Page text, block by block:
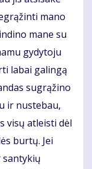
mano
mane su
gydytoju
labai galingą
sugrąžino
ir nustebau,
visų atleisti dėl
burtų. Jei